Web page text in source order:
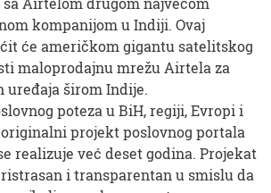
kompanijom u Indiji. Ovaj
će američkom gigantu satelitskog
maloprodajnu mrežu Airtela za
širom Indije.
poteza u BiH, regiji, Evropi i
projekt poslovnog portala
realizuje već deset godina. Projekat
i transparentan u smislu da